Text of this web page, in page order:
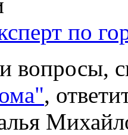
по
,